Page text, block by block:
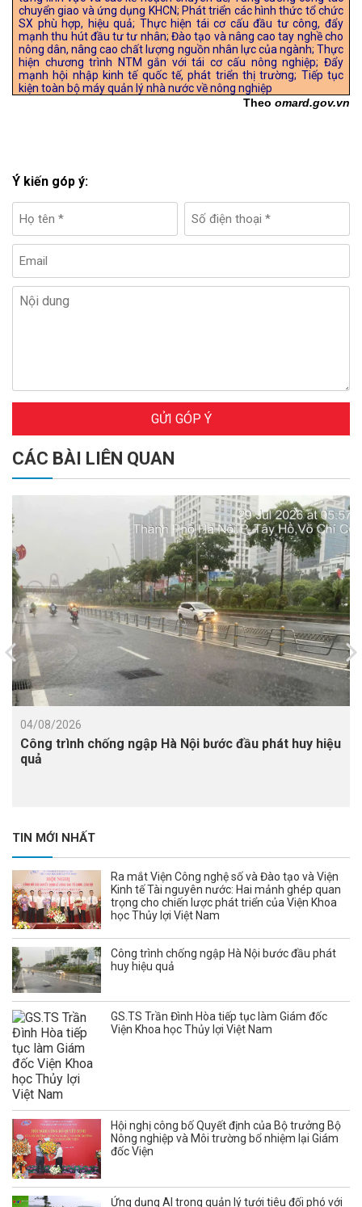
chuyển giao và ứng dụng KHCN; Phát triển các hình thức tổ chức
SX phù hợp, hiệu quả; Thực hiện tái cơ cấu đầu tư công, đẩy
mạnh thu hút đầu tư tư nhân; Đào tạo và nâng cao tay nghề cho
nông dân, nâng cao chất lượng nguồn nhân lực của ngành; Thực
hiện chương trình NTM gắn với tái cơ cấu nông nghiệp; Đẩy
mạnh hội nhập kinh tế quốc tế, phát triển thị trường; Tiếp tục
kiện toàn bộ máy quản lý nhà nước về nông nghiệp
Theo omard.gov.vn
Ý kiến góp ý:
GỬI GÓP Ý
CÁC BÀI LIÊN QUAN
04/08/2026
Công trình chống ngập Hà Nội bước đầu phát huy hiệu
quả
TIN MỚI NHẤT
Ra mắt Viện Công nghệ số và Đào tạo và Viện
Kinh tế Tài nguyên nước: Hai mảnh ghép quan
trọng cho chiến lược phát triển của Viện Khoa
học Thủy lợi Việt Nam
Công trình chống ngập Hà Nội bước đầu phát
huy hiệu quả
GS.TS Trần Đình Hòa tiếp tục làm Giám đốc
Viện Khoa học Thủy lợi Việt Nam
Hội nghị công bố Quyết định của Bộ trưởng Bộ
Nông nghiệp và Môi trường bổ nhiệm lại Giám
đốc Viện
Ứng dụng AI trong quản lý tưới tiêu đối phó với